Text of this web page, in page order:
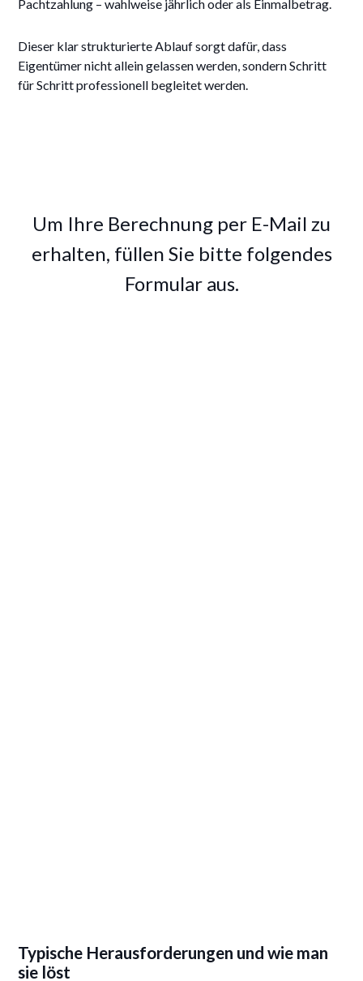
Pachtzahlung – wahlweise jährlich oder als Einmalbetrag.
Dieser klar strukturierte Ablauf sorgt dafür, dass
Eigentümer nicht allein gelassen werden, sondern Schritt
für Schritt professionell begleitet werden.
Um Ihre Berechnung per E-Mail zu
erhalten, füllen Sie bitte folgendes
Formular aus.
Typische Herausforderungen und wie man
sie löst